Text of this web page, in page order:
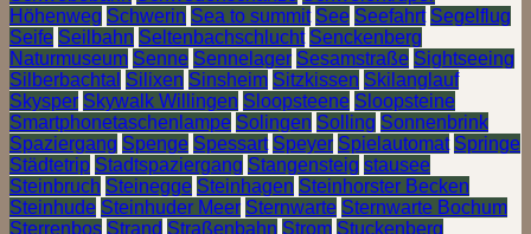
Höhenweg Schwerin Sea to summit See Seefahrt Segelflug
Seife Seilbahn Seltenbachschlucht Senckenberg
Naturmuseum Senne Sennelager Sesamstraße Sightseeing
Silberbachtal Silixen Sinsheim Sitzkissen Skilanglauf
Skysper Skywalk Willingen Sloopsteene Sloopsteine
Smartphonetaschenlampe Solingen Solling Sonnenbrink
Spaziergang Spenge Spessart Speyer Spielautomat Springe
Städtetrip Stadtspaziergang Stangensteig stausee
Steinbruch Steinegge Steinhagen Steinhorster Becken
Steinhude Steinhuder Meer Sternwarte Sternwarte Bochum
Sterrenbos Strand Straßenbahn Strom Stuckenberg